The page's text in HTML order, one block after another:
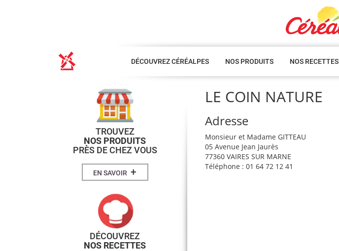
DÉCOUVREZ CÉRÉALPES NOS PRODUITS NOS RECETTES
LE COIN NATURE
Adresse
Monsieur et Madame GITTEAU
05 Avenue Jean Jaurès
77360 VAIRES SUR MARNE
Téléphone : 01 64 72 12 41
TROUVEZ
NOS PRODUITS
PRÈS DE CHEZ VOUS
EN SAVOIR +
DÉCOUVREZ
NOS RECETTES